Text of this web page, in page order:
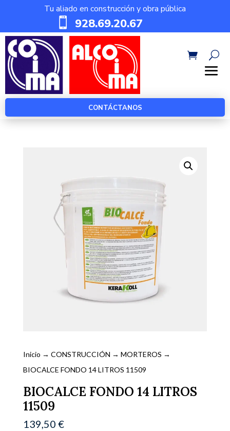
Tu aliado en construcción y obra pública
 928.69.20.67
CONTÁCTANOS
Inicio → CONSTRUCCIÓN → MORTEROS →
BIOCALCE FONDO 14 LITROS 11509
BIOCALCE FONDO 14 LITROS
11509
139,50 €